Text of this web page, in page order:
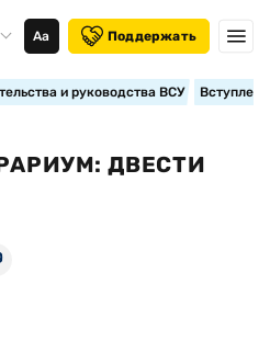
Аа Поддержать
и руководства ВСУ
ДВЕСТИ